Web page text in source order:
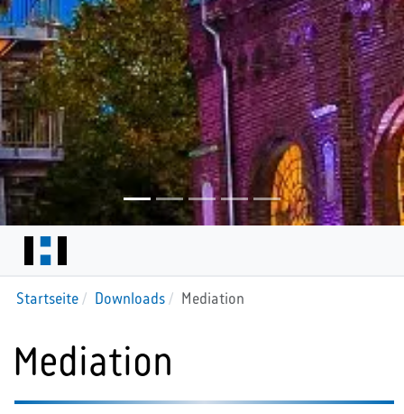
Startseite Downloads Mediation
Mediation